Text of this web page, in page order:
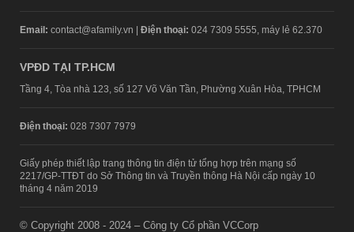
Email: contact@afamily.vn | Điện thoại: 024 7309 5555, máy lẻ 62.370
VPĐD TẠI TP.HCM
Tầng 4, Tòa nhà 123, số 127 Võ Văn Tần, Phường Xuân Hòa, TPHCM
Điện thoại: 028 7307 7979
Giấy phép thiết lập trang thông tin điện tử tổng hợp trên mạng số
2217/GP-TTĐT do Sở Thông tin và Truyền thông Hà Nội cấp ngày 10
tháng 4 năm 2019
© Copyright 2008 - 2024 – Công ty Cổ phần VCCorp